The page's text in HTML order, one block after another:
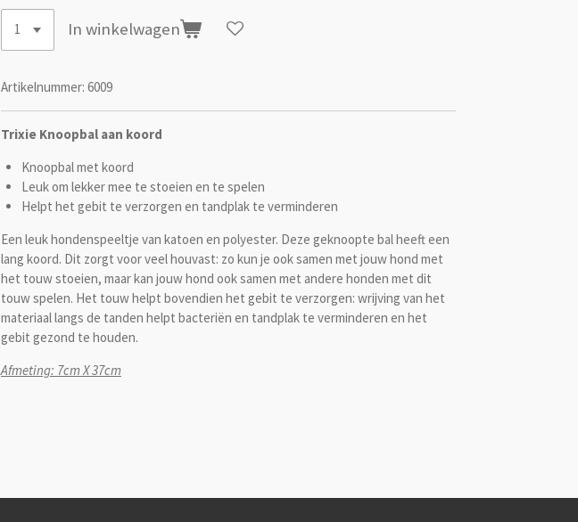
In winkelwagen
Artikelnummer: 6009
Trixie Knoopbal aan koord
Knoopbal met koord
Leuk om lekker mee te stoeien en te spelen
Helpt het gebit te verzorgen en tandplak te verminderen
Een leuk hondenspeeltje van katoen en polyester. Deze geknoopte bal heeft een
lang koord. Dit zorgt voor veel houvast: zo kun je ook samen met jouw hond met
het touw stoeien, maar kan jouw hond ook samen met andere honden met dit
touw spelen. Het touw helpt bovendien het gebit te verzorgen: wrijving van het
materiaal langs de tanden helpt bacteriën en tandplak te verminderen en het
gebit gezond te houden.
Afmeting: 7cm X 37cm